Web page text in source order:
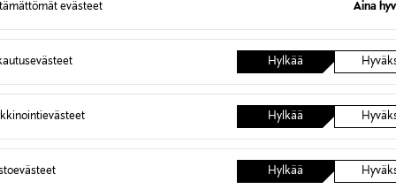
evästeet Aina
Hylkää
Hylkää
Hylkää
Alk. 6,90 €, kun toimitus on
NÄISTÄ